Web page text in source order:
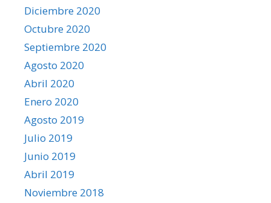
Diciembre 2020
Octubre 2020
Septiembre 2020
Agosto 2020
Abril 2020
Enero 2020
Agosto 2019
Julio 2019
Junio 2019
Abril 2019
Noviembre 2018